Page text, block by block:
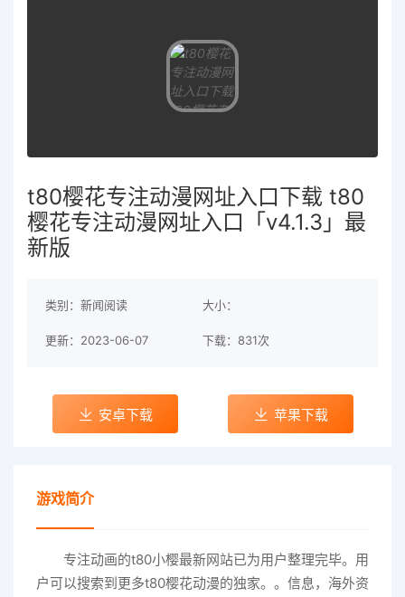
t80樱花专注动漫网址入口下载 t80
樱花专注动漫网址入口「v4.1.3」最
新版
类别：新闻阅读 大小：
更新：2023-06-07 下载：831次
安卓下载 苹果下载
游戏简介
专注动画的t80小樱最新网站已为用户整理完毕。用
户可以搜索到更多t80樱花动漫的独家。。信息，海外资